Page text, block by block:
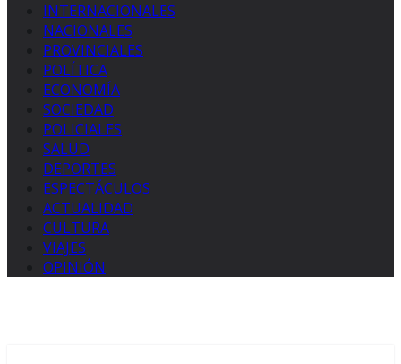
INTERNACIONALES
NACIONALES
PROVINCIALES
POLÍTICA
ECONOMÍA
SOCIEDAD
POLICIALES
SALUD
DEPORTES
ESPECTÁCULOS
ACTUALIDAD
CULTURA
VIAJES
OPINIÓN